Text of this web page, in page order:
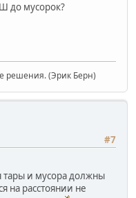
до мусорок?
решения. (Эрик Берн)
#7
тары и мусора должны
на расстоянии не